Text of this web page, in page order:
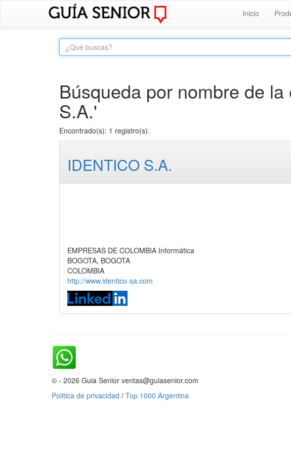
Inicio
Búsqueda por nombre de
S.A.'
Encontrado(s): 1 registro(s).
IDENTICO S.A.
EMPRESAS DE COLOMBIA Informática
BOGOTA, BOGOTA
COLOMBIA
http://www.identico-sa.com
© - 2026 Guia Senior ventas@guiasenior.com
Politica de privacidad / Top 1000 Argentina